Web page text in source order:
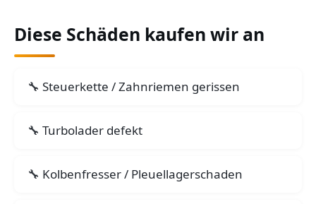
Diese Schäden kaufen wir an
Steuerkette / Zahnriemen gerissen
Turbolader defekt
Kolbenfresser / Pleuellagerschaden